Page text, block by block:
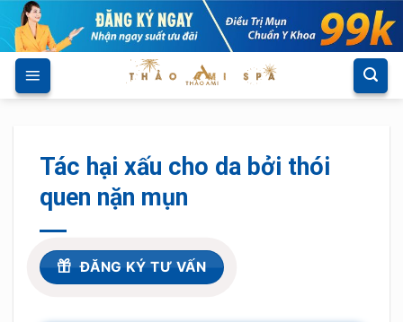
Skip
to
content
Tác hại xấu cho da bởi thói
quen nặn mụn
ĐĂNG KÝ TƯ VẤN